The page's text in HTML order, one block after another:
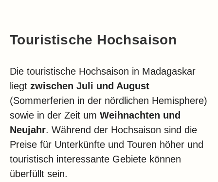
Touristische Hochsaison
Die touristische Hochsaison in Madagaskar
liegt zwischen Juli und August
(Sommerferien in der nördlichen Hemisphere)
sowie in der Zeit um Weihnachten und
Neujahr. Während der Hochsaison sind die
Preise für Unterkünfte und Touren höher und
touristisch interessante Gebiete können
überfüllt sein.